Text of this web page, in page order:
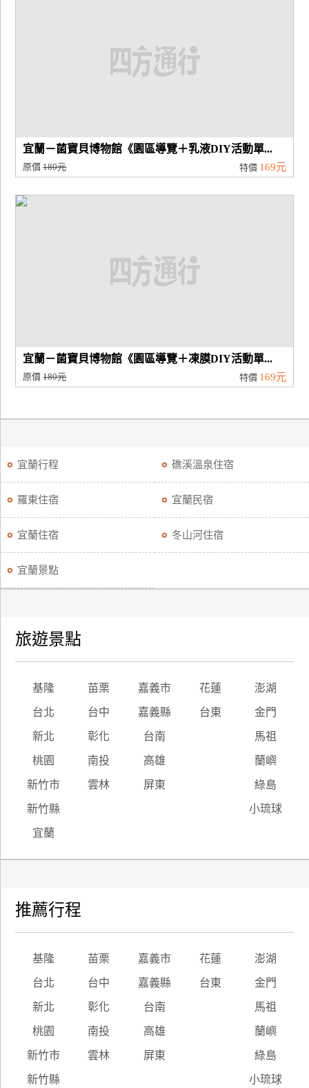
宜蘭－菌寶貝博物館《園區導覽＋乳液DIY活動單...
原價180元 特價 169元
宜蘭－菌寶貝博物館《園區導覽＋凍膜DIY活動單...
原價180元 特價 169元
宜蘭行程 礁溪溫泉住宿
羅東住宿 宜蘭民宿
宜蘭住宿 冬山河住宿
宜蘭景點
旅遊景點
基隆 苗栗 嘉義市 花蓮 澎湖
台北 台中 嘉義縣 台東 金門
新北 彰化 台南 馬祖
桃園 南投 高雄 蘭嶼
新竹市 雲林 屏東 綠島
新竹縣 小琉球
宜蘭
推薦行程
基隆 苗栗 嘉義市 花蓮 澎湖
台北 台中 嘉義縣 台東 金門
新北 彰化 台南 馬祖
桃園 南投 高雄 蘭嶼
新竹市 雲林 屏東 綠島
新竹縣 小琉球